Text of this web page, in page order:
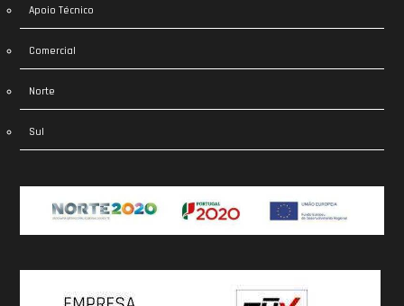
Apoio Técnico
Comercial
Norte
Sul